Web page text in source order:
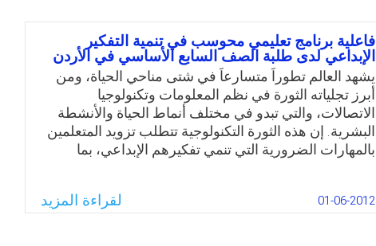
فاعلية برنامج تعليمي محوسب في تنمية التفكير
الإبداعي لدى طلبة الصف السابع الأساسي في الأردن
يشهد العالم تطوراً متسارعاً في شتى مناحي الحياة، ومن
أبرز تجلياته الثورة في نظم المعلومات وتكنولوجيا
الاتصالات، والتي تبدو في مختلف أنماط الحياة والأنشطة
البشرية. إن هذه الثورة التكنولوجية تتطلب تزويد المتعلمين
بالمهارات الضرورية التي تنمي تفكيرهم الإبداعي، بما
الإسلامية مصممة وفق المعايير العلمية في تصميم
01-06-2012 لقراءة المزيد